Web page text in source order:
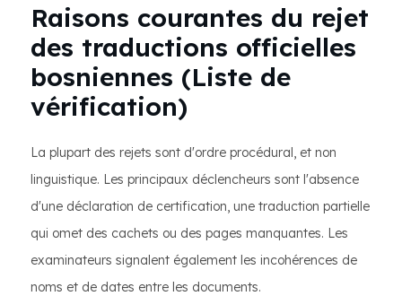
Raisons courantes du rejet
des traductions officielles
bosniennes (Liste de
vérification)
La plupart des rejets sont d'ordre procédural, et non
linguistique. Les principaux déclencheurs sont l'absence
d'une déclaration de certification, une traduction partielle
qui omet des cachets ou des pages manquantes. Les
examinateurs signalent également les incohérences de
noms et de dates entre les documents.